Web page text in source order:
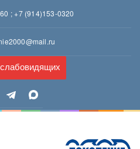
;+7 (914)153-0320